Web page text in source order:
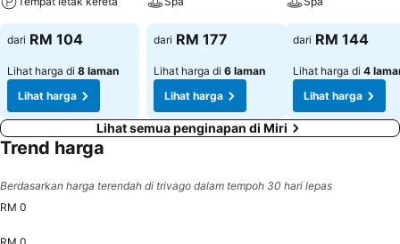
dari RM 104
Lihat harga di 8 laman
Lihat harga
dari RM 177
Lihat harga di 6 laman
Lihat harga
dari RM 144
Lihat harga di 4
Lihat harga
Lihat semua penginapan di Miri
Trend harga
Berdasarkan harga terendah di trivago dalam tempoh 30 hari lepas
RM 0
RM 0